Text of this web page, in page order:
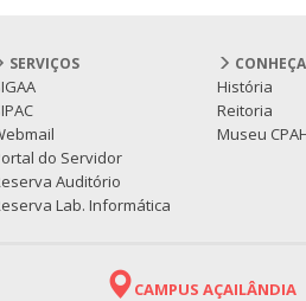
SERVIÇOS
do Servidor
Auditório
Lab. Informática
História
Reitoria
Museu
CAMPUS AÇAILÂNDIA